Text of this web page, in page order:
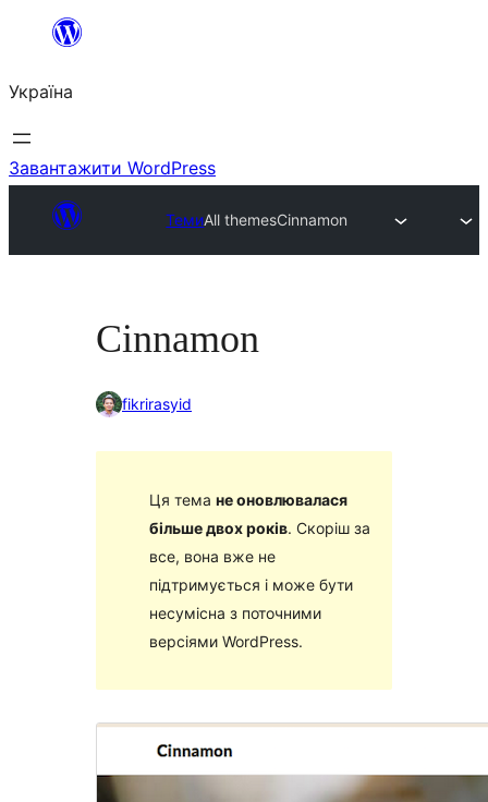
Перейти
вмісту
Україна
Завантажити WordPress
ТемиAll themesCinnamon
Cinnamon
fikrirasyid
Ця тема не оновлювалася
більше двох років. Скоріш за
все, вона вже не
підтримується і може бути
несумісна з поточними
версіями WordPress.